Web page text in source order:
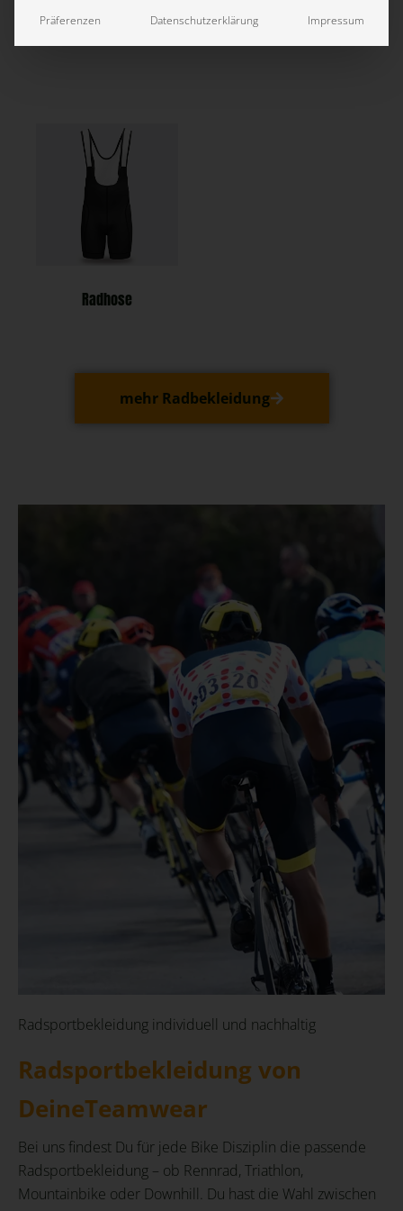
Radtrikot Race Pro Radtrikot Club
Radhose
mehr Radbekleidung
Radsportbekleidung individuell und nachhaltig
Radsportbekleidung von
DeineTeamwear
Bei uns findest Du für jede Bike Disziplin die passende
Radsportbekleidung – ob Rennrad, Triathlon,
Mountainbike oder Downhill. Du hast die Wahl zwischen
Präferenzen Datenschutzerklärung Impressum